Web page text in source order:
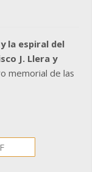
y la espiral del
J. Llera y
memorial de las